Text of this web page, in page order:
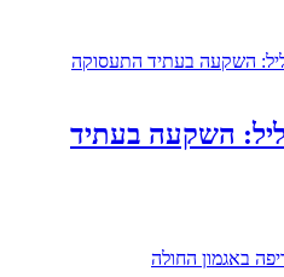
השקעה בעתיד